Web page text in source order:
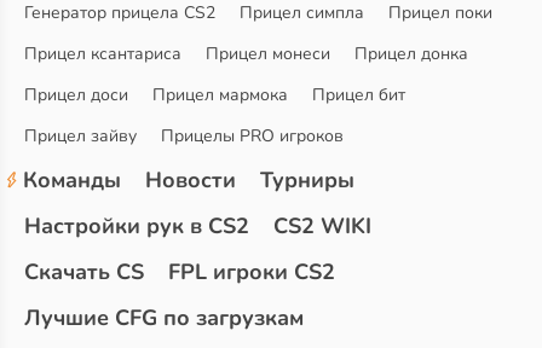
Генератор прицела CS2
Прицел симпла
Прицел поки
Прицел ксантариса
Прицел монеси
Прицел донка
Прицел доси
Прицел мармока
Прицел бит
Прицел зайву
Прицелы PRO игроков
Команды Новости
Турниры
Настройки рук в CS2
CS2 WIKI
Скачать CS
FPL игроки CS2
Лучшие CFG по загрузкам